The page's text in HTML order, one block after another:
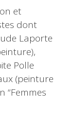
et
dont
Laporte
Polle
(peinture
“Femmes